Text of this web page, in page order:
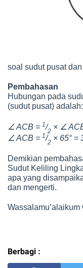
soal sudut pusat
Pembahasan
Hubungan pada
(sudut pusat) adalah:
∠ACB = 1/2 × ∠
∠ACB = 1/2 × 65° =
Demikian
Sudut Keliling
apa yang
dan mengerti.
Wassalamu’alaikum
Berbagi :